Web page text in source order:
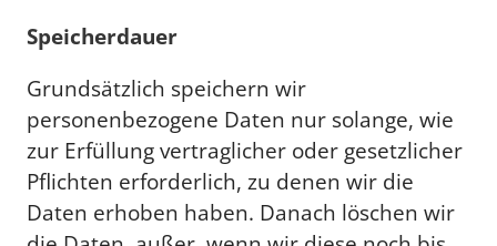
Speicherdauer
Grundsätzlich speichern wir
personenbezogene Daten nur solange, wie
zur Erfüllung vertraglicher oder gesetzlicher
Pflichten erforderlich, zu denen wir die
Daten erhoben haben. Danach löschen wir